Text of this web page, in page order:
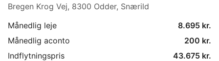
Bregen Krog Vej, 8300 Odder, Snærild
Månedlig leje
8.695 kr.
Månedlig aconto
200 kr.
Indflytningspris
43.675 kr.